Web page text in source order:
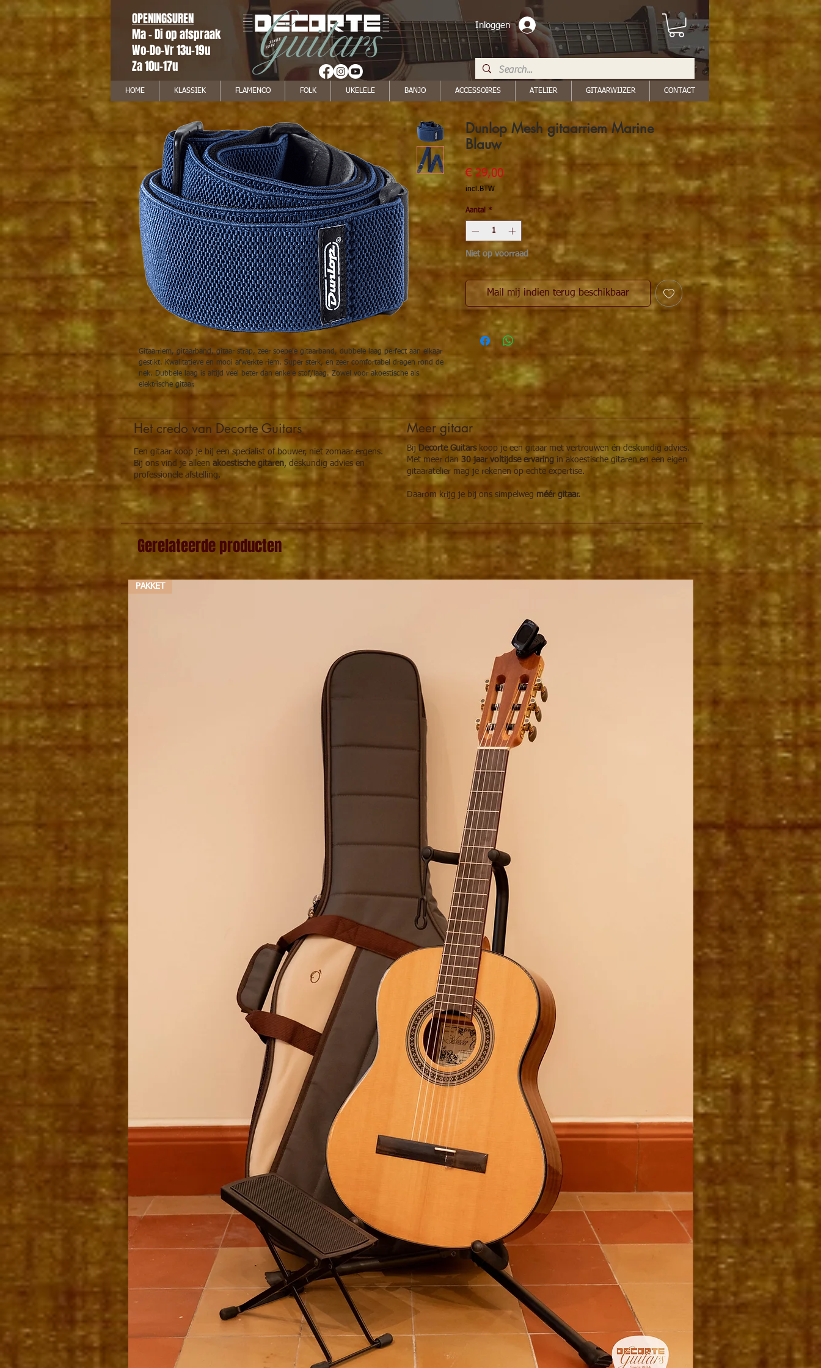
OPENINGSUREN
Ma - Di op afspraak
Wo-Do-Vr 13u-19u
Za 10u-17u
Inloggen
HOME KLASSIEK FLAMENCO FOLK UKELELE BANJO ACCESSOIRES ATELIER GITAARWIJZER CONTACT
Gitaarriem, gitaarband, gitaar strap, zeer soepele gitaarband, dubbele laag perfect aan elkaar
gestikt. Kwalitatieve en mooi afwerkte riem. Super sterk, en zeer comfortabel dragen rond de
nek. Dubbele laag is altijd veel beter dan enkele stof/laag. Zowel voor akoestische als
elektrische gitaar.
Dunlop Mesh gitaarriem Marine
Blauw
€ 29,00Prijs
incl.BTW
Aantal *
Niet op voorraad
Mail mij indien terug beschikbaar
Het credo van Decorte Guitars
Een gitaar koop je bij een specialist of bouwer, niet zomaar ergens.
Bij ons vind je alleen akoestische gitaren, deskundig advies en
professionele afstelling.
Meer gitaar
Bij Decorte Guitarskoop je een gitaar met vertrouwen én deskundig advies.
Met meer dan 30 jaar voltijdse ervaring in akoestische gitaren en een eigen
gitaaratelier mag je rekenen op echte expertise.
Daarom krijg je bij ons simpelweg méér gitaar.
Gerelateerde producten
PAKKET